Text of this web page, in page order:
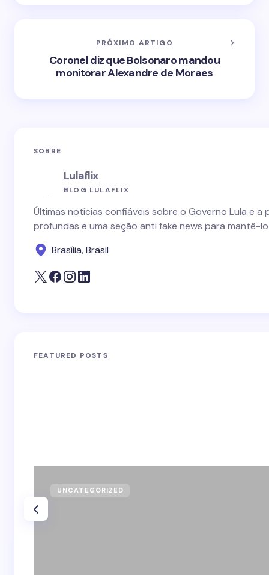
PRÓXIMO ARTIGO
Coronel diz que Bolsonaro mandou
monitorar Alexandre de Moraes
SOBRE
Lulaflix
BLOG LULAFLIX
Últimas notícias confiáveis sobre o Governo Lula e
profundas e uma seção anti fake news para mantê-
Brasília, Brasil
FEATURED POSTS
UNCATEGORIZED